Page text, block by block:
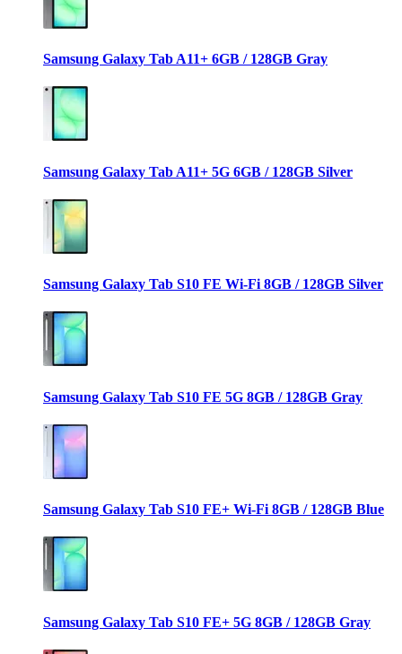
Samsung Galaxy Tab A11+ 6GB / 128GB Gray
Samsung Galaxy Tab A11+ 5G 6GB / 128GB Silver
Samsung Galaxy Tab S10 FE Wi-Fi 8GB / 128GB Silver
Samsung Galaxy Tab S10 FE 5G 8GB / 128GB Gray
Samsung Galaxy Tab S10 FE+ Wi-Fi 8GB / 128GB Blue
Samsung Galaxy Tab S10 FE+ 5G 8GB / 128GB Gray